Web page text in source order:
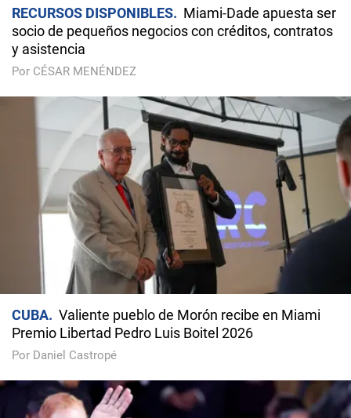
RECURSOS DISPONIBLES
Miami-Dade apuesta ser
socio de pequeños negocios con créditos, contratos
y asistencia
Por CÉSAR MENÉNDEZ
CUBA
Valiente pueblo de Morón recibe en Miami
Premio Libertad Pedro Luis Boitel 2026
Por Daniel Castropé